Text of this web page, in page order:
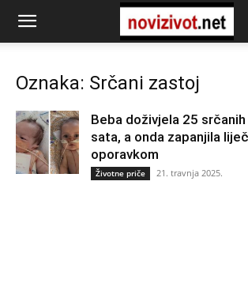
Oznaka: Srčani zastoj
Beba doživjela 25
sata, a onda zapanjila
oporavkom
Životne priče 21. travnja 2025.